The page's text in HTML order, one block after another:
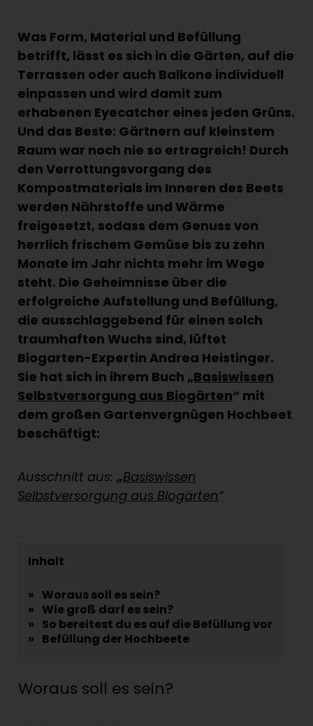
Was Form, Material und Befüllung
betrifft, lässt es sich in die Gärten, auf die
Terrassen oder auch Balkone individuell
einpassen und wird damit zum
erhabenen Eyecatcher eines jeden Grüns.
Und das Beste: Gärtnern auf kleinstem
Raum war noch nie so ertragreich! Durch
den Verrottungsvorgang des
Kompostmaterials im Inneren des Beets
werden Nährstoffe und Wärme
freigesetzt, sodass dem Genuss von
herrlich frischem Gemüse bis zu zehn
Monate im Jahr nichts mehr im Wege
steht. Die Geheimnisse über die
erfolgreiche Aufstellung und Befüllung,
die ausschlaggebend für einen solch
traumhaften Wuchs sind, lüftet
Biogarten-Expertin Andrea Heistinger.
Sie hat sich in ihrem Buch „Basiswissen
Selbstversorgung aus Biogärten“ mit
dem großen Gartenvergnügen Hochbeet
beschäftigt:
Ausschnitt aus: „Basiswissen
Selbstversorgung aus Biogärten“
Inhalt
» Woraus soll es sein?
» Wie groß darf es sein?
» So bereitest du es auf die Befüllung vor
» Befüllung der Hochbeete
Woraus soll es sein?